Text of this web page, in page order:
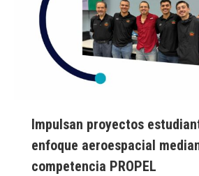
Impulsan proyectos
enfoque aeroespacial
competencia PROPEL